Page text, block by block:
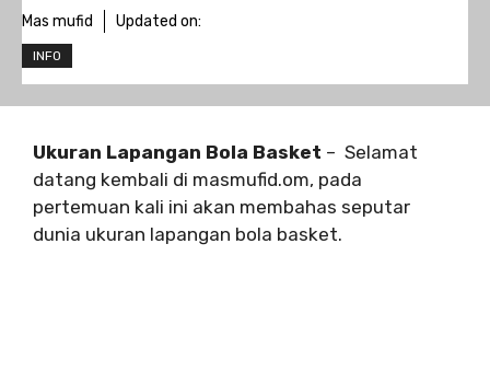
Mas mufid Updated on:
INFO
Ukuran Lapangan Bola Basket – Selamat
datang kembali di masmufid.om, pada
pertemuan kali ini akan membahas seputar
dunia ukuran lapangan bola basket.